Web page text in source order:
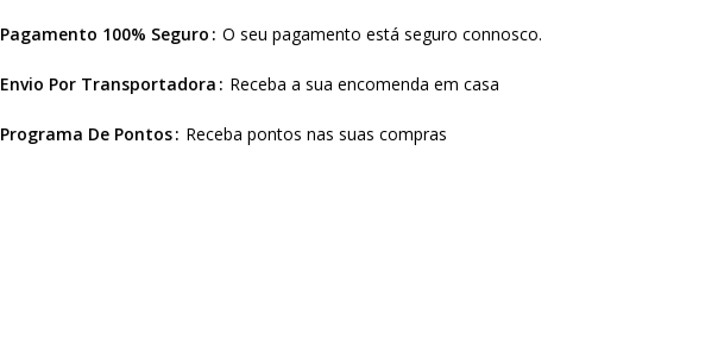
Pagamento 100% Seguro O seu pagamento está seguro connosco.
Envio Por Transportadora Receba a sua encomenda em casa
Programa De Pontos Receba pontos nas suas compras